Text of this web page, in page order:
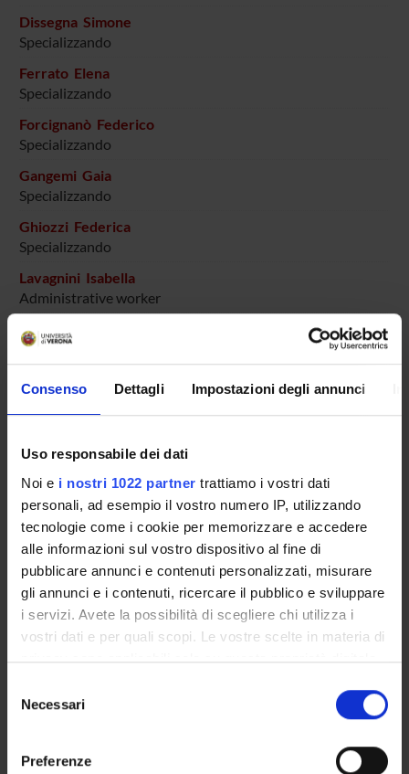
Consenso Dettagli Impostazioni degli annunci
Uso responsabile dei dati
Noi e i nostri 1022 partner trattiamo i vostri dati
personali, ad esempio il vostro numero IP, utilizzando
tecnologie come i cookie per memorizzare e accedere
alle informazioni sul vostro dispositivo al fine di
pubblicare annunci e contenuti personalizzati, misurare
gli annunci e i contenuti, ricercare il pubblico e sviluppare
i servizi. Avete la possibilità di scegliere chi utilizza i
vostri dati e per quali scopi. Le vostre scelte in materia di
privacy sono applicabili solo su questa proprietà digitale
modificare o revocare il proprio consenso in qualsiasi
momento dalla Dichiarazione sui cookie o facendo clic
delNecessari
Preferenze
Dissegna Simone
Specializzando
Ferrato Elena
Specializzando
Forcignanò Federico
Specializzando
Gangemi Gaia
Specializzando
Ghiozzi Federica
Specializzando
Lavagnini Isabella
Administrative worker
Lobbia Guido
Specializzando
Lombardo Giorgio
PhD student
Luzzu Carla
Specializzando
Magagnotto Nicola
Mazzarini Silvia
Specializzando
Melloni Federica
Specializzando
PhD student
Specializzando